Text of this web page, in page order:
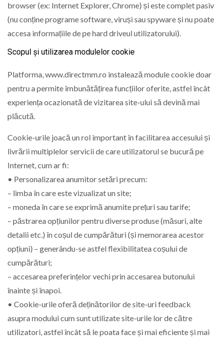
browser (ex: Internet Explorer, Chrome) și este complet pasiv
(nu conține programe software, viruși sau spyware și nu poate
accesa informațiile de pe hard driveul utilizatorului).
Scopul și utilizarea modulelor cookie
Platforma, www.directmm.ro instalează module cookie doar
pentru a permite îmbunătățirea funcțiilor oferite, astfel încât
experiența ocazionată de vizitarea site-ului să devină mai
plăcută.
Cookie-urile joacă un rol important în facilitarea accesului și
livrării multiplelor servicii de care utilizatorul se bucură pe
Internet, cum ar fi:
• Personalizarea anumitor setări precum:
– limba în care este vizualizat un site;
– moneda în care se exprimă anumite prețuri sau tarife;
– păstrarea opțiunilor pentru diverse produse (măsuri, alte
detalii etc.) în coșul de cumpărături (și memorarea acestor
opțiuni) – generându-se astfel flexibilitatea coșului de
cumpărături;
– accesarea preferințelor vechi prin accesarea butonului
înainte și înapoi.
• Cookie-urile oferă deținătorilor de site-uri feedback
asupra modului cum sunt utilizate site-urile lor de către
utilizatori, astfel încât să le poata face și mai eficiente și mai